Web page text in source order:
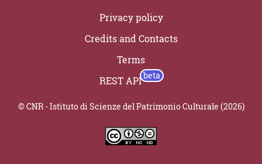
Privacy policy
Credits and Contacts
Terms
REST API
© CNR - Istituto di Scienze del Patrimonio Culturale (2026)